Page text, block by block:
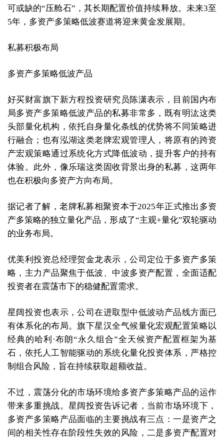
可或缺的“压舱石”，其长期配置价值持续释放。未来3至
5年，多资产多策略低波赛道将迎来黄金发展期。
私募积极布局
多资产多策略低波产品
好买财富旗下新方程投资研究员陈潇表示，目前国内布
局多资产多策略低波产品的私募非常多，既有明汯这类
头部量化机构，依托自身量化条线的优势将不同策略进
行融合；也有泓湖这类老牌宏观管理人，将原有的跨资
产宏观策略通过系统化方式降低波动，提升客户的持有
体验。此外，像乐瑞这类固收背景出身的私募，这两年
也在积极向多资产方向布局。
据记者了解，老牌私募相聚资本于2025年正式推出多资
产多策略的独立量化产品，形成了“主观+量化”双轮驱动
的业务布局。
优美利投资总经理贺金龙表示，公司定位于多资产多策
略，主力产品聚焦于低波、中波多资产配置，全面适配
投资者在震荡市下的稳健配置需求。
星阔投资也表示，公司在进取型中低波动产品线方面已
有体系化的布局。旗下星汉全气候量化宏观配置策略以
经典的哈利·布朗“永久组合”全天候资产配置框架为基
石，依托人工智能驱动的系统化量化投资体系，严格控
制组合风险，旨在持续获取超额收益。
不过，震荡分化的市场环境给多资产多策略产品的运作
带来多重挑战。星阔投资告诉记者，当前市场环境下，
多资产多策略产品面临的主要挑战有三点：一是资产之
间的相关性存在阶段性失效的风险，二是多资产配置对